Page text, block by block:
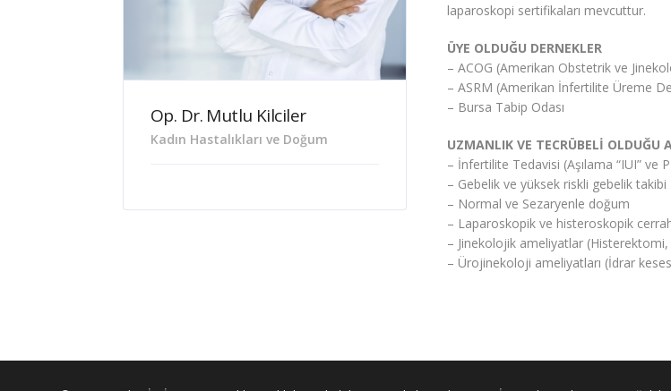
Op. Dr. Mutlu Kilciler
Kadın Hastalıkları ve Doğum
laparoskopi sertifikaları mevcuttur.
ÜYE OLDUĞU DERNEKLER
– ACOG (Amerikan Obstetrik ve
– ASRM (Amerikan İnfertilite Üreme
– Bursa Tabip Odası
UZMANLIK VE TECRÜBELİ OLDUĞU
– İnfertilite Tedavisi (Aşılama “IUI” ve
– Gebelik ve yüksek riskli gebelik takibi
– Normal ve Sezaryenle doğum
– Laparoskopik ve histeroskopik
– Jinekolojik ameliyatlar
– Ürojinekoloji ameliyatları (İdrar